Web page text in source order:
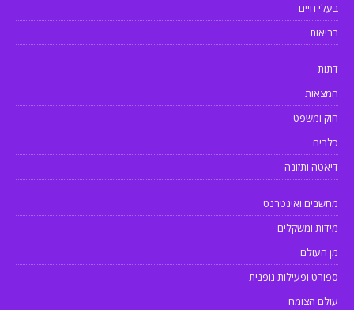
בעלי חיים
בריאות
דתות
המצאות
חוק ומשפט
כלבים
דיאטה ותזונה
מחשבים ואינטרנט
מידות ומשקלים
מן העולם
ספורט ופעילות גופנית
עולם הצומח